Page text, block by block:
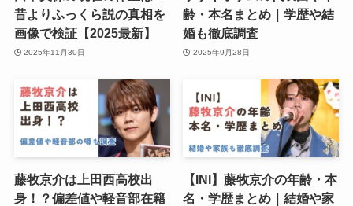
昔よりふっくら説の真相を
画像で検証【2025最新】
2025年11月30日
齢・本名まとめ｜学歴や結
婚も徹底調査
2025年9月28日
藤牧京介は上田西高校出
身！？偏差値や軽音部在籍
【INI】藤牧京介の年齢・本
名・学歴まとめ｜結婚や家